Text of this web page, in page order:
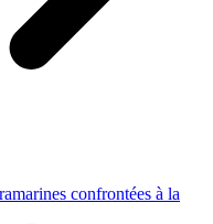
confrontées à la